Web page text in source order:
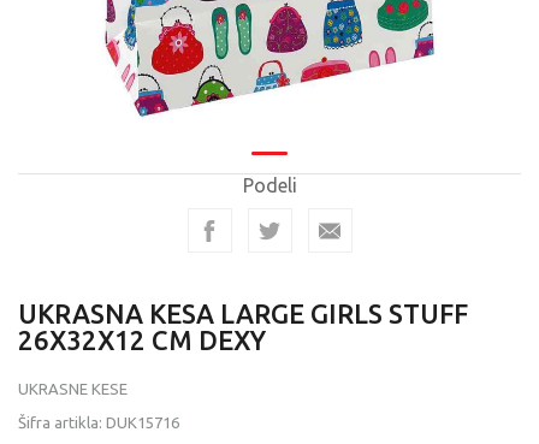
Podeli
UKRASNA KESA LARGE GIRLS STUFF
26X32X12 CM DEXY
UKRASNE KESE
Šifra artikla: DUK15716